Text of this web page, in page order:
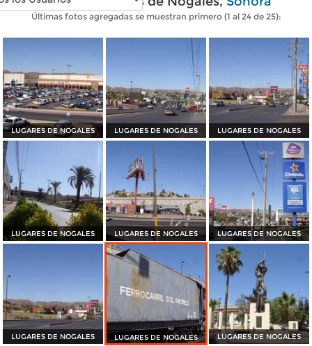
Últimas fotos agregadas se muestran primero (1 al 24 de 25):
LUGARES DE NOGALES LUGARES DE NOGALES LUGARES DE NOGALES
LUGARES DE NOGALES LUGARES DE NOGALES LUGARES DE NOGALES
LUGARES DE NOGALES LUGARES DE NOGALES LUGARES DE NOGALES